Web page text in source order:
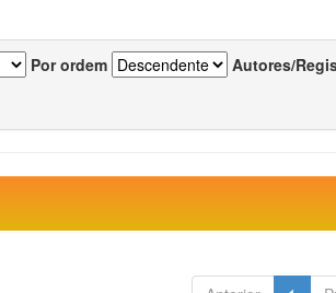
Por ordem Autores/